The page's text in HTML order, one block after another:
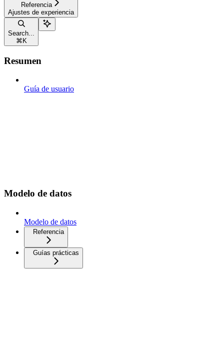
Referencia
Ajustes de experiencia
Search...
⌘ K
Resumen
Guía de usuario
Modelo de datos
Modelo de datos
Referencia
Guías prácticas